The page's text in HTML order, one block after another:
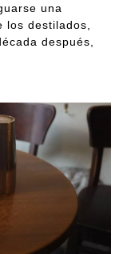
una
los destilados,
después,